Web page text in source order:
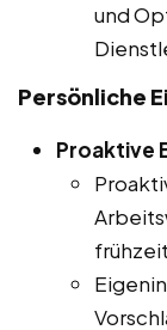
und
Persönliche
Proaktive